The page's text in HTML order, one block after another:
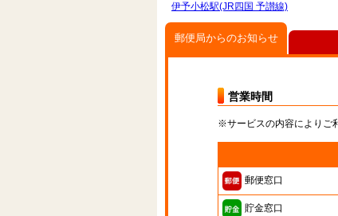
伊予小松駅(JR四国 予讃線)
郵便局からのお知らせ
営業時間
※サービスの内容によりご
郵便窓口
貯金窓口